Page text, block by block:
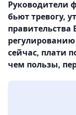
Руководители
бьют тревогу,
сейчас, плати
чем пользы,